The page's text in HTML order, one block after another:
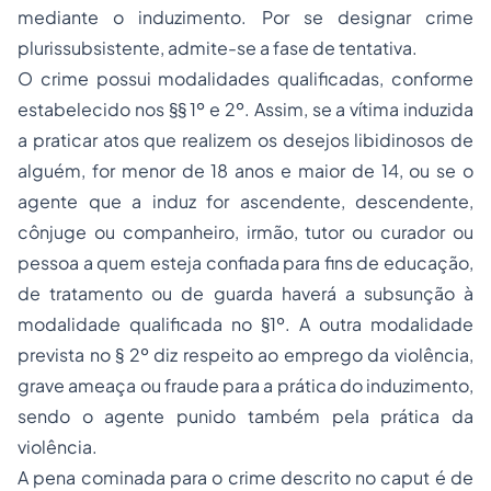
mediante o induzimento. Por se designar crime
plurissubsistente, admite-se a fase de tentativa.
O crime possui modalidades qualificadas, conforme
estabelecido nos §§ 1º e 2º. Assim, se a vítima induzida
a praticar atos que realizem os desejos libidinosos de
alguém, for menor de 18 anos e maior de 14, ou se o
agente que a induz for ascendente, descendente,
cônjuge ou companheiro, irmão, tutor ou curador ou
pessoa a quem esteja confiada para fins de educação,
de tratamento ou de guarda haverá a subsunção à
modalidade qualificada no §1º. A outra modalidade
prevista no § 2º diz respeito ao emprego da violência,
grave ameaça ou fraude para a prática do induzimento,
sendo o agente punido também pela prática da
violência.
A pena cominada para o crime descrito no caput é de